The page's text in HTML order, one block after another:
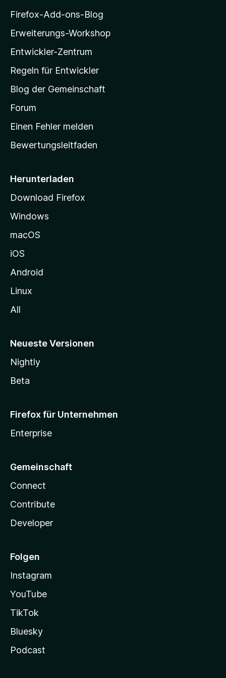
i
l
a
-
t
a
r
s
i
e
g
e
n
Firefox-Add-ons-Blog
Erweiterungs-Workshop
Entwickler-Zentrum
Regeln für Entwickler
Blog der Gemeinschaft
Forum
Einen Fehler melden
Bewertungsleitfaden
Herunterladen
Download Firefox
Windows
macOS
iOS
Android
Linux
All
Neueste Versionen
Nightly
Beta
Firefox für Unternehmen
Enterprise
Gemeinschaft
Connect
Contribute
Developer
Folgen
Instagram
YouTube
TikTok
Bluesky
Podcast